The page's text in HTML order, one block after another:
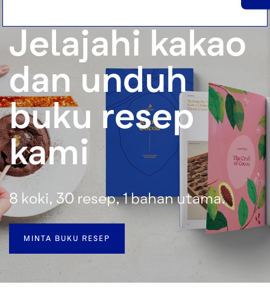
Jelajahi kakao
dan unduh
buku resep
kami
8 koki, 30 resep, 1 bahan utama.
MINTA BUKU RESEP